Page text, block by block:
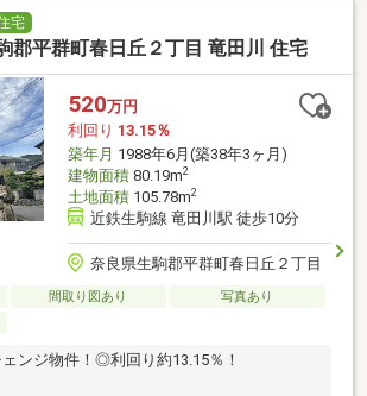
宅
郡平群町春日丘２丁目 竜田川 住宅
520万円
利回り 13.15％
築年月 1988年6月(築38年3ヶ月)
建物面積80.19m2
土地面積105.78m2
近鉄生駒線 竜田川駅 徒歩10分
奈良県生駒郡平群町春日丘２丁目
間取り図あり
写真あり
ンジ物件！◎利回り約13.15％！